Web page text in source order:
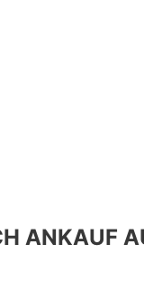
ANKAUF